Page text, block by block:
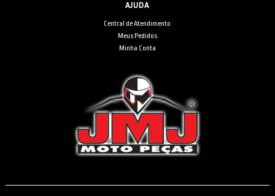
AJUDA
Central de Atendimento
Meus Pedidos
Minha Conta